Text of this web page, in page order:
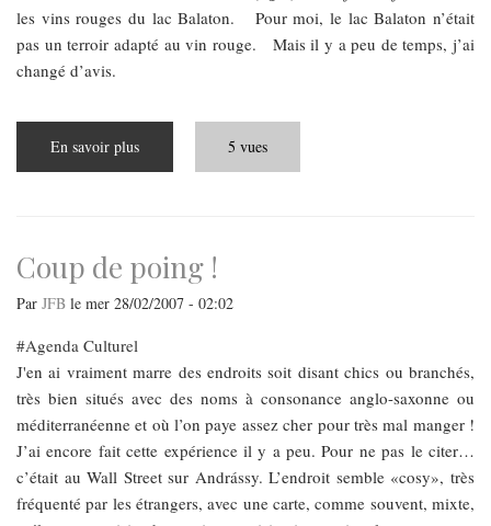
les vins rouges du lac Balaton. Pour moi, le lac Balaton n’était
pas un terroir adapté au vin rouge. Mais il y a peu de temps, j’ai
changé d’avis.
En savoir plus
vin
5 vues
Coup de poing !
Par JFB le mer 28/02/2007 - 02:02
Agenda Culturel
J'en ai vraiment marre des endroits soit disant chics ou branchés,
très bien situés avec des noms à consonance anglo-saxonne ou
méditerranéenne et où l’on paye assez cher pour très mal manger !
J’ai encore fait cette expérience il y a peu. Pour ne pas le citer…
c’était au Wall Street sur Andrássy. L’endroit semble «cosy», très
fréquenté par les étrangers, avec une carte, comme souvent, mixte,